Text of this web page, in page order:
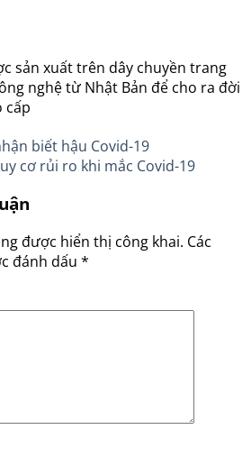
sản xuất trên dây chuyền trang
nghệ từ Nhật Bản để cho ra đời
cấp
biết hậu Covid-19
cơ rủi ro khi mắc Covid-19
được hiển thị công khai. Các
đánh dấu *